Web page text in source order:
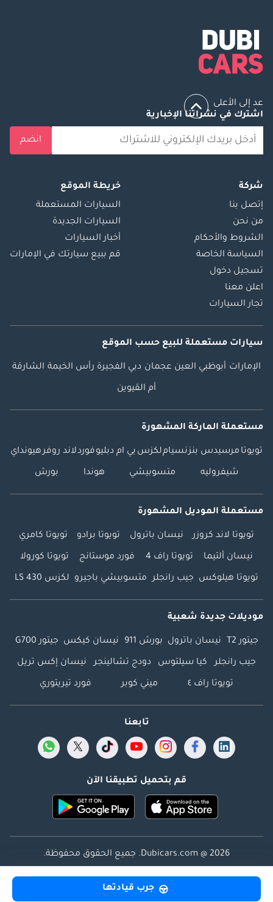
جرب قيادتها
عد إلى الأعلى
اشترك في نشراتنا الإخبارية
انضم
شركة
إتصل بنا
من نحن
الشروط والأحكام
السياسة الخاصة
تسجيل دخول
اعلن معنا
تجار السيارات
خريطة الموقع
السيارات المستعملة
السيارات الجديدة
أخبار السيارات
قم ببيع سيارتك في الإمارات
سيارات مستعملة للبيع حسب الموقع
الإمارات أبوظبي العين عجمان دبي الفجيرة رأس الخيمة الشارقة
أم القيوين
مستعملة الماركة المشهورة
تويوتا مرسيدس بنزنسياملكزس بي ام دبليوفوردلاند روفرهيونداي
شيفروليه متسوبيشي هوندا بورش
مستعملة الموديل المشهورة
تويوتا لاند كروزر نيسان باترول تويوتا برادو تويوتا كامري
نيسان ألتيما تويوتا راف 4 فورد موستانج تويوتا كورولا
تويوتا هيلوكس جيب رانجلر متسوبيشي باجيرو لكزس LS 430
موديلات جديدة شعبية
جيتور T2 نيسان باترول بورش 911 نيسان كيكس جيتور G700
جيب رانجلر كيا سيلتوس دودج تشالينجر نيسان إكس تريل
تويوتا راف ٤ ميني كوبر فورد تيريتوري
تابعنا
قم بتحميل تطبيقنا الآن
Dubicars.com @ 2026. جميع الحقوق محفوظة.
العنوان: 2114 ، برج شذى ، المدينة الإعلامية ، دبي ، الإمارات